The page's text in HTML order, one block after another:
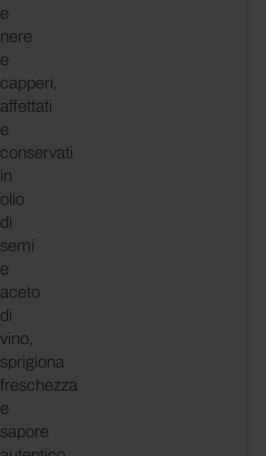
e
nere
e
capperi,
affettati
e
conservati
in
olio
di
semi
e
aceto
di
vino,
sprigiona
freschezza
e
sapore